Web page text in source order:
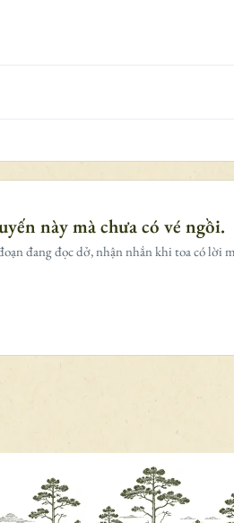
này mà chưa có vé ngồi.
đang đọc dở, nhận nhắn khi toa có lời